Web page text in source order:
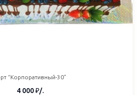
“Корпоративный-30”
4 000₽/.